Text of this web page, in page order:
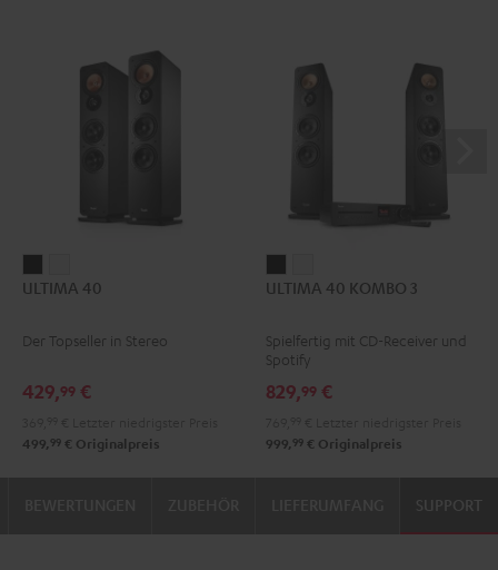
40 40
ULTIMA 40
Der Topseller in Stereo
429,99 €
499, 99 € Originalpreis
40
3
Schwarz
40
3
ULTIMA 40 KOMBO 3
Spielfertig mit CD-Receiver und
Spotify
829,99 €
999, 99 € Originalpreis
SUPPORT